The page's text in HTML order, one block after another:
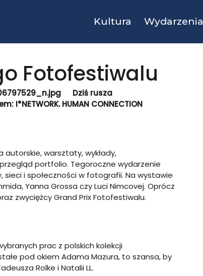
Kultura Wydarzenia
Fotofestiwalu
Dziś rusza
HUMAN CONNECTION
autorskie, warsztaty, wykłady,
portfolio. Tegoroczne wydarzenie
i społeczności w fotografii. Na wystawie
Yanna Grossa czy Luci Nimcovej. Oprócz
zwyciężcy Grand Prix Fotofestiwalu.
prac z polskich kolekcji
pod okiem Adama Mazura, to szansa, by
Rolke i Natalii LL.